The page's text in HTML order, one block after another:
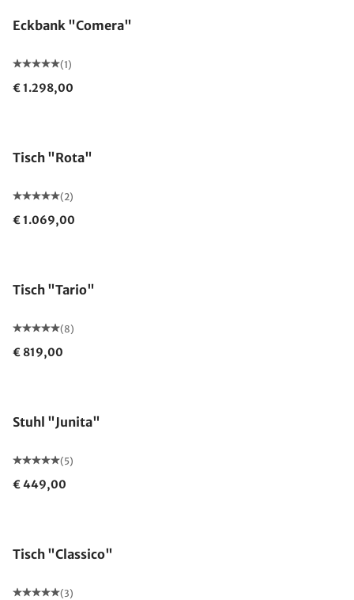
Eckbank "Comera"
(1)
€ 1.298,00
Tisch "Rota"
(2)
€ 1.069,00
Tisch "Tario"
(8)
€ 819,00
Stuhl "Junita"
(5)
€ 449,00
Tisch "Classico"
(3)